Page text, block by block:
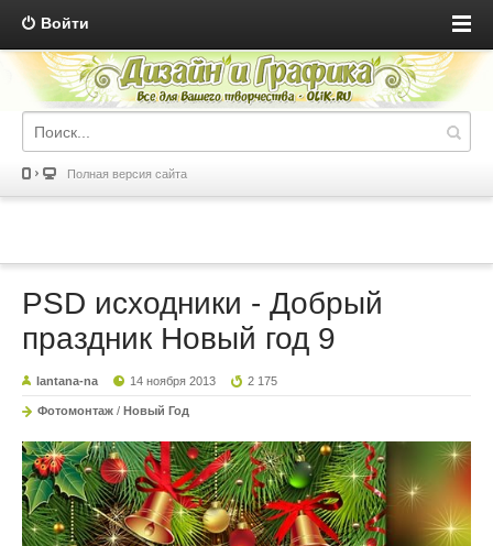
Войти
Полная версия сайта
PSD исходники - Добрый
праздник Новый год 9
lantana-na 14 ноября 2013 2 175
Фотомонтаж / Новый Год